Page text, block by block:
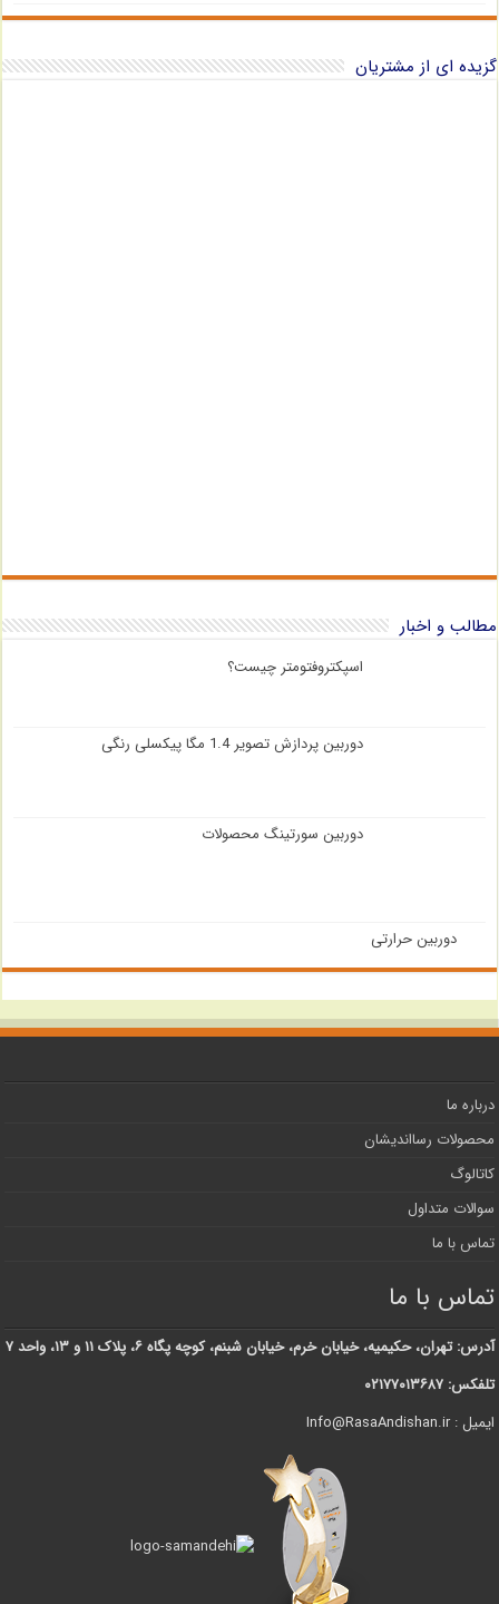
گزیده ای از مشتریان
مطالب و اخبار
اسپکتروفتومتر چیست؟
دوربین پردازش تصویر 1.4 مگا پیکسلی رنگی
دوربین سورتینگ محصولات
دوربین حرارتی
درباره ما
محصولات رسااندیشان
کاتالوگ
سوالات متداول
تماس با ما
تماس با ما
آدرس: تهران، حکیمیه، خیابان خرم، خیابان شبنم، کوچه پگاه ۶، پلاک ۱۱ و ۱۳، واحد ۷
تلفکس: ۰۲۱۷۷۰۱۳۶۸۷
ایمیل : Info@RasaAndishan.ir